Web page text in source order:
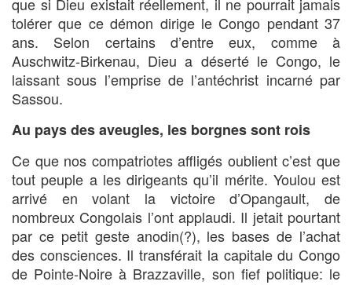
que si Dieu existait réellement, il ne pourrait jamais
tolérer que ce démon dirige le Congo pendant 37
ans. Selon certains d’entre eux, comme à
Auschwitz-Birkenau, Dieu a déserté le Congo, le
laissant sous l’emprise de l’antéchrist incarné par
Sassou.
Au pays des aveugles, les borgnes sont rois
Ce que nos compatriotes affligés oublient c’est que
tout peuple a les dirigeants qu’il mérite. Youlou est
arrivé en volant la victoire d’Opangault, de
nombreux Congolais l’ont applaudi. Il jetait pourtant
par ce petit geste anodin(?), les bases de l’achat
des consciences. Il transférait la capitale du Congo
de Pointe-Noire à Brazzaville, son fief politique: le